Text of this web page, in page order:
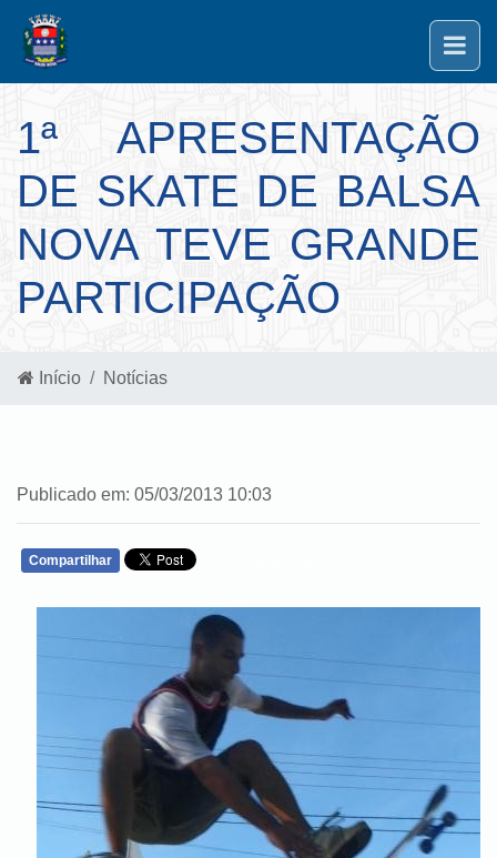
1ª APRESENTAÇÃO
DE SKATE DE BALSA
NOVA TEVE GRANDE
PARTICIPAÇÃO
Início Notícias
Publicado em: 05/03/2013 10:03
Compartilhar